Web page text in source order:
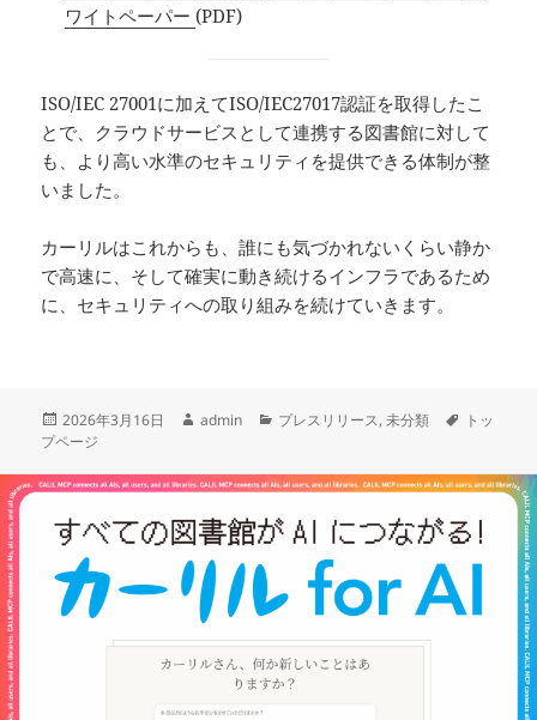
ワイトペーパー(PDF)
ISO/IEC 27001に加えてISO/IEC27017認証を取得したこ
とで、クラウドサービスとして連携する図書館に対して
も、より高い水準のセキュリティを提供できる体制が整
いました。
カーリルはこれからも、誰にも気づかれないくらい静か
で高速に、そして確実に動き続けるインフラであるため
に、セキュリティへの取り組みを続けていきます。
投
稿
2026年3月16日
作
admin
カ
リ
プレスリリース,未分類
タ
トッ
プページ